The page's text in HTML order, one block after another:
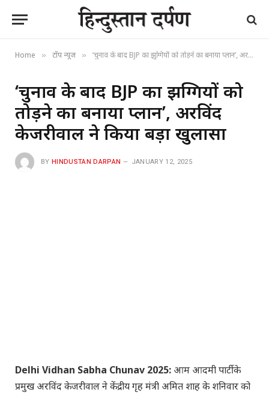
Home » टॉप न्यूज » ‘चुनाव के बाद BJP का झुग्गियों को तोड़ने का बनाया प्लान’, अरविंद केजरीवाल ने किया बड़ा खुलासा
‘चुनाव के बाद BJP का झुग्गियों को
तोड़ने का बनाया प्लान’, अरविंद
केजरीवाल ने किया बड़ा खुलासा
BY HINDUSTAN DARPAN JANUARY 12, 2025
Delhi Vidhan Sabha Chunav 2025: आम आदमी पार्टी के
प्रमुख अरविंद केजरीवाल ने केंद्रीय गृह मंत्री अमित शाह के शनिवार को